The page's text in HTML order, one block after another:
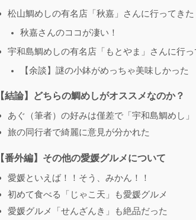
松山鯛めしの有名店「秋嘉」さんに行ってきた
秋嘉さんのココが凄い！
宇和島鯛めしの有名店「もとやま」さんに行っ
【余談】謎の小鉢がめっちゃ美味しかった
【結論】どちらの鯛めしがオススメなのか？
あぐ（筆者）の好みは僅差で「宇和島鯛めし」
旅の同行者で綺麗に意見が分かれた
【番外編】その他の愛媛グルメについて
愛媛といえば！！そう、みかん！！
初めて食べる「じゃこ天」も愛媛グルメ
愛媛グルメ「せんざんき」も絶品だった